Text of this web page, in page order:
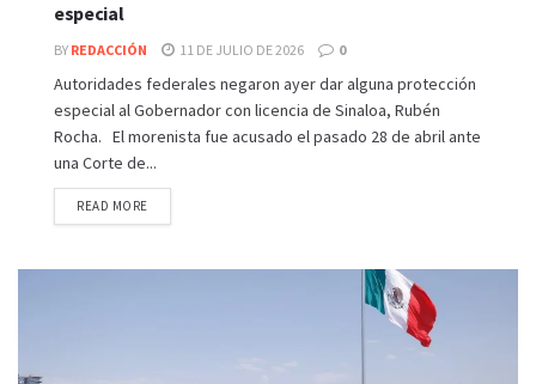
especial
BY REDACCIÓN 11 DE JULIO DE 2026 0
Autoridades federales negaron ayer dar alguna protección
especial al Gobernador con licencia de Sinaloa, Rubén
Rocha. El morenista fue acusado el pasado 28 de abril ante
una Corte de...
READ MORE